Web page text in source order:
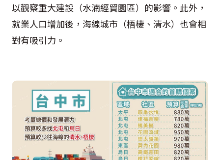
以觀察重大建設（水湳經貿園區）的影響。此外，
就業人口增加後，海線城市（梧棲、清水）也會相
對有吸引力。